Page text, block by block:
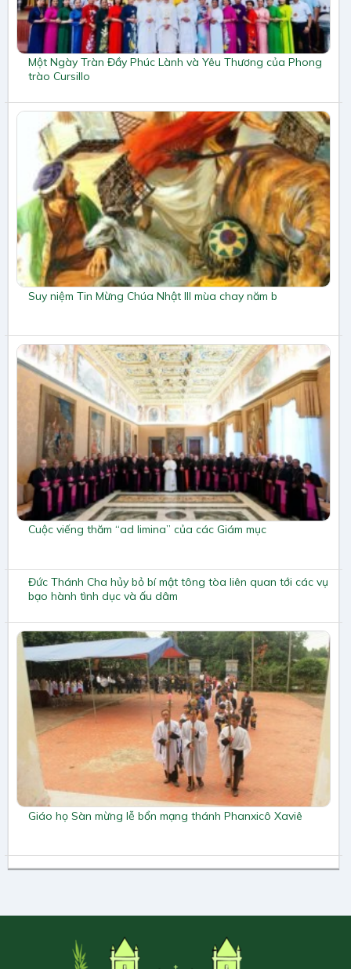
Một Ngày Tràn Đầy Phúc Lành và Yêu Thương của Phong
trào Cursillo
Suy niệm Tin Mừng Chúa Nhật III mùa chay năm b
Cuộc viếng thăm “ad limina” của các Giám mục
Đức Thánh Cha hủy bỏ bí mật tông tòa liên quan tới các vụ
bạo hành tình dục và ấu dâm
Giáo họ Sàn mừng lễ bổn mạng thánh Phanxicô Xaviê